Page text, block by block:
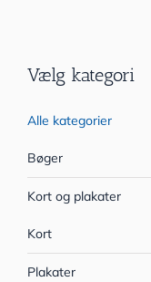
Vælg kategori
Alle kategorier
Bøger
Kort og plakater
Kort
Plakater